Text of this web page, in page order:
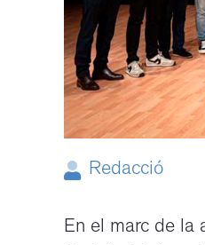
Redacció
En el marc de la